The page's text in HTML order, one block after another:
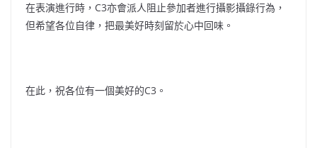
在表演進行時，C3亦會派人阻止參加者進行攝影攝錄行為，
但希望各位自律，把最美好時刻留於心中回味。
在此，祝各位有一個美好的C3。